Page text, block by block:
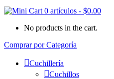
0 artículos - $0.00
No products in the cart.
Comprar por Categoría
Cuchillería
Cuchillos